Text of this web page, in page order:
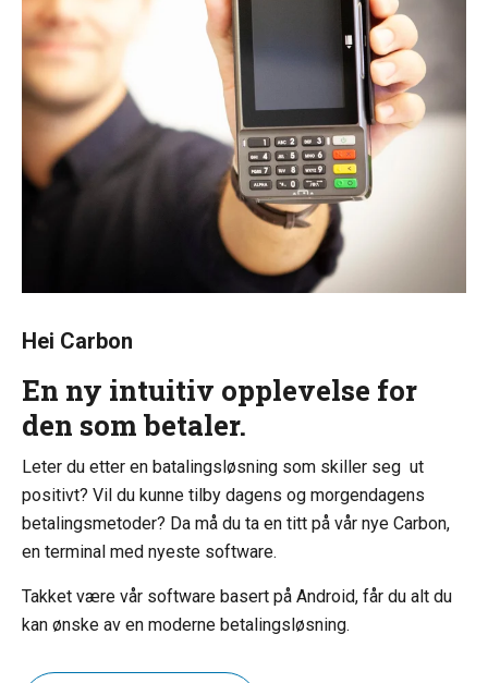
Hei Carbon
En ny intuitiv opplevelse for
den som betaler.
Leter du etter en batalingsløsning som skiller seg ut
positivt? Vil du kunne tilby dagens og morgendagens
betalingsmetoder? Da må du ta en titt på vår nye Carbon,
en terminal med nyeste software.
Takket være vår software basert på Android, får du alt du
kan ønske av en moderne betalingsløsning.